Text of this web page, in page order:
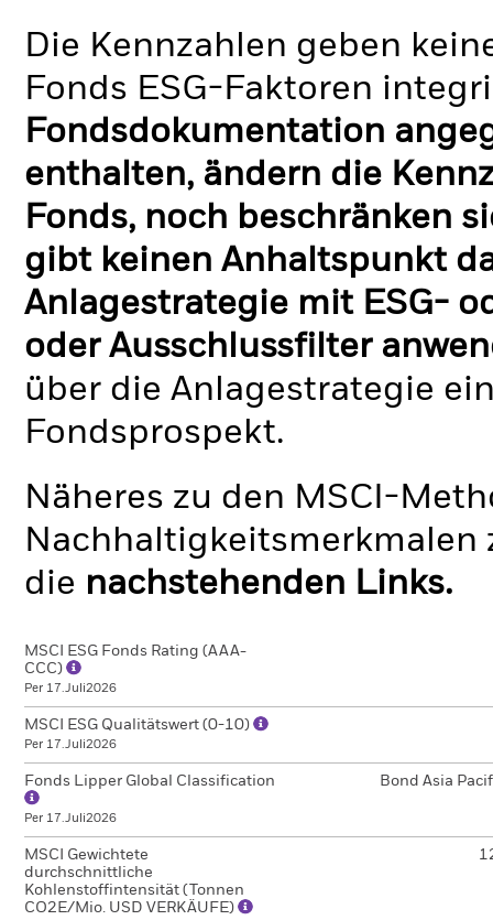
Die Kennzahlen geben
Fonds ESG-Faktoren
Fondsdokumentation
enthalten, ändern die
Fonds, noch beschränken
gibt keinen Anhaltspunkt
Anlagestrategie mit ESG-
oder Ausschlussfilter
über die Anlagestrategie
Fondsprospekt.
Näheres zu den MSCI-
Nachhaltigkeitsmerkmalen
die nachstehenden Links.
MSCI ESG Fonds Rating (AAA-
CCC)
Per 17.Juli2026
MSCI ESG Qualitätswert (0-10)
Per 17.Juli2026
Fonds Lipper Global Classification
Per 17.Juli2026
Bond Asia
MSCI Gewichtete
durchschnittliche
Kohlenstoffintensität (Tonnen
CO2E/Mio. USD VERKÄUFE)